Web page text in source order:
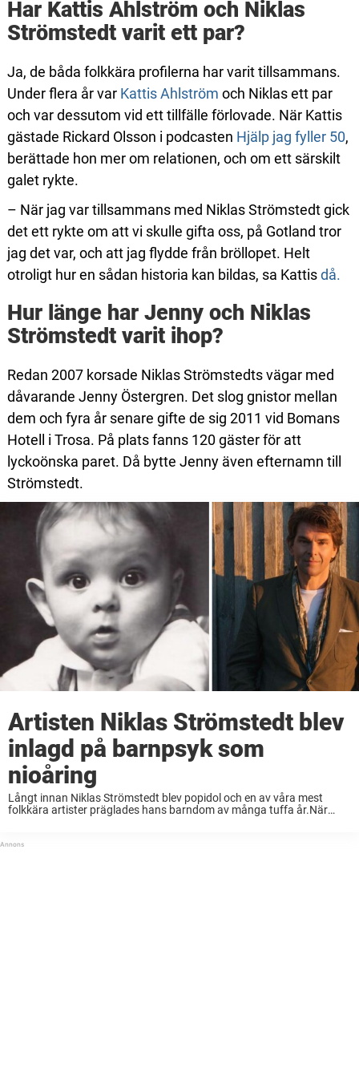
Har Kattis Ahlström och Niklas
Strömstedt varit ett par?
Ja, de båda folkkära profilerna har varit tillsammans.
Under flera år var Kattis Ahlström och Niklas ett par
och var dessutom vid ett tillfälle förlovade. När Kattis
gästade Rickard Olsson i podcasten Hjälp jag fyller 50,
berättade hon mer om relationen, och om ett särskilt
galet rykte.
– När jag var tillsammans med Niklas Strömstedt gick
det ett rykte om att vi skulle gifta oss, på Gotland tror
jag det var, och att jag flydde från bröllopet. Helt
otroligt hur en sådan historia kan bildas, sa Kattisdå.
Hur länge har Jenny och Niklas
Strömstedt varit ihop?
Redan 2007 korsade Niklas Strömstedts vägar med
dåvarande Jenny Östergren. Det slog gnistor mellan
dem och fyra år senare gifte de sig 2011 vid Bomans
Hotell i Trosa. På plats fanns 120 gäster för att
lyckoönska paret. Då bytte Jenny även efternamn till
Strömstedt.
Artisten Niklas Strömstedt blev
inlagd på barnpsyk som
nioåring
Långt innan Niklas Strömstedt blev popidol och en av våra mest
folkkära artister präglades hans barndom av många tuffa år.När